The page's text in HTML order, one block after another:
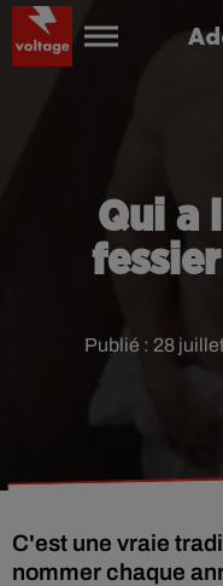
Qui a
Publié : 28
C'est une vraie
nommer chaque